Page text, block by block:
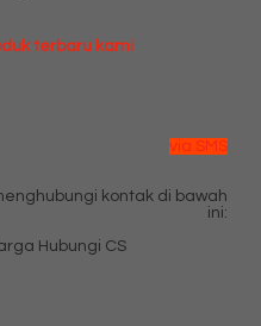
terbaru kami
via SMS
kontak di bawah
ini:
Hubungi CS